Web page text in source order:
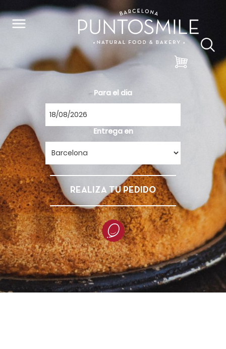
Para el dia
Entrega en
REALIZA TU PEDIDO